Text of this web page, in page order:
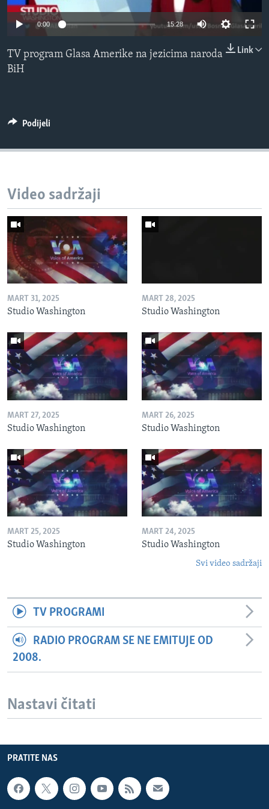
MAGAZIN
O GLASU AMERIKE
Learning English
Jezici
0:00 15:28
Link
TV program Glasa Amerike na jezicima naroda
BiH
Podijeli
Video sadržaji
MART 31, 2025
Studio Washington
MART 28, 2025
Studio Washington
MART 27, 2025
Studio Washington
MART 26, 2025
Studio Washington
MART 25, 2025
Studio Washington
MART 24, 2025
Studio Washington
Svi video sadržaji
TV PROGRAMI
RADIO PROGRAM SE NE EMITUJE OD
2008.
Nastavi čitati
PRATITE NAS